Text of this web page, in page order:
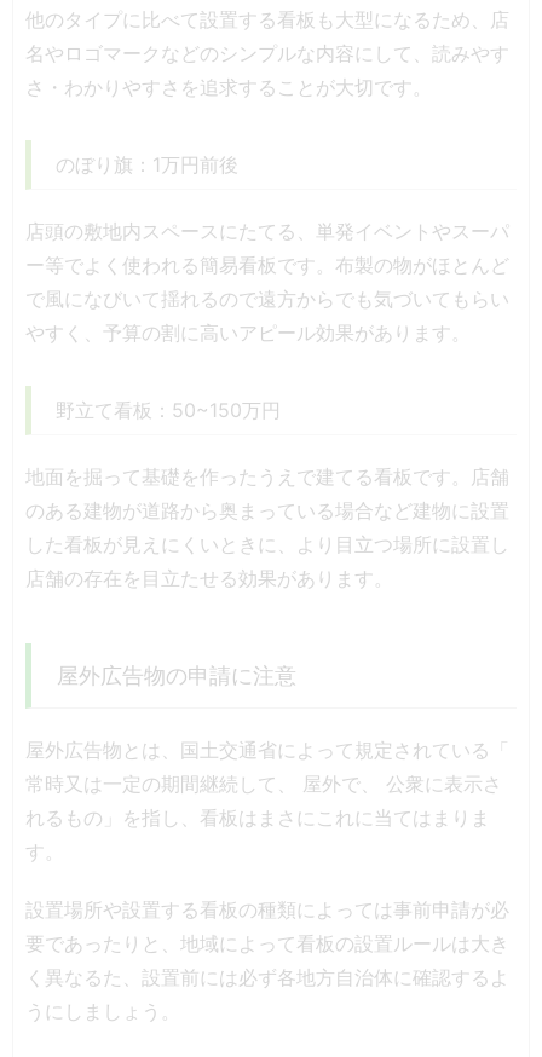
他のタイプに比べて設置する看板も大型になるため、店
名やロゴマークなどのシンプルな内容にして、読みやす
さ・わかりやすさを追求することが大切です。
のぼり旗：1万円前後
店頭の敷地内スペースにたてる、単発イベントやスーパ
ー等でよく使われる簡易看板です。布製の物がほとんど
で風になびいて揺れるので遠方からでも気づいてもらい
やすく、予算の割に高いアピール効果があります。
野立て看板：50~150万円
地面を掘って基礎を作ったうえで建てる看板です。店舗
のある建物が道路から奥まっている場合など建物に設置
した看板が見えにくいときに、より目立つ場所に設置し
店舗の存在を目立たせる効果があります。
屋外広告物の申請に注意
屋外広告物とは、国土交通省によって規定されている「
常時又は一定の期間継続して、 屋外で、 公衆に表示さ
れるもの」を指し、看板はまさにこれに当てはまりま
す。
設置場所や設置する看板の種類によっては事前申請が必
要であったりと、地域によって看板の設置ルールは大き
く異なるた、設置前には必ず各地方自治体に確認するよ
うにしましょう。